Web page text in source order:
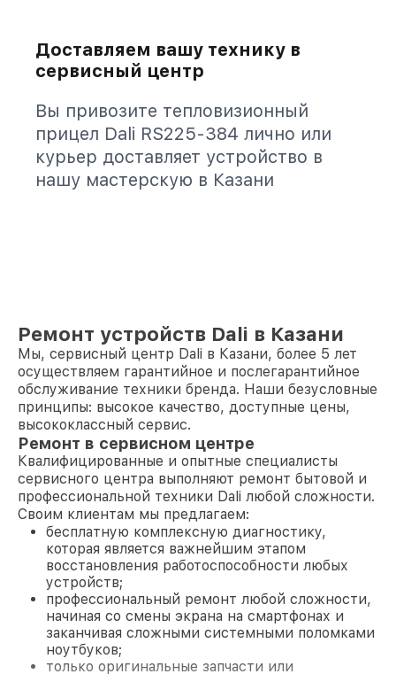
Доставляем вашу технику в
сервисный центр
Вы привозите тепловизионный
прицел Dali RS225-384 лично или
курьер доставляет устройство в
нашу мастерскую в Казани
Ремонт устройств Dali в Казани
Мы, сервисный центр Dali в Казани, более 5 лет
осуществляем гарантийное и послегарантийное
обслуживание техники бренда. Наши безусловные
принципы: высокое качество, доступные цены,
высококлассный сервис.
Ремонт в сервисном центре
Квалифицированные и опытные специалисты
сервисного центра выполняют ремонт бытовой и
профессиональной техники Dali любой сложности.
Своим клиентам мы предлагаем:
бесплатную комплексную диагностику,
которая является важнейшим этапом
восстановления работоспособности любых
устройств;
профессиональный ремонт любой сложности,
начиная со смены экрана на смартфонах и
заканчивая сложными системными поломками
ноутбуков;
только оригинальные запчасти или